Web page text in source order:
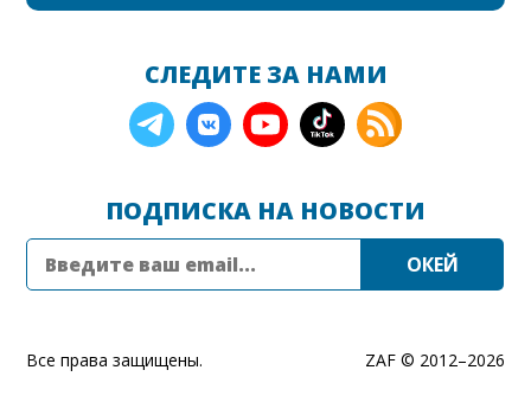
СЛЕДИТЕ ЗА НАМИ
ПОДПИСКА НА НОВОСТИ
ZAF © 2012–2026
Все права защищены.